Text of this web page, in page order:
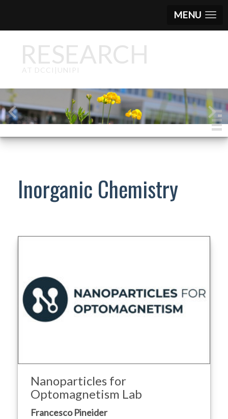
MENU
RESEARCH
AT DCCI|UNIPI
Inorganic Chemistry
Nanoparticles for
Optomagnetism Lab
Francesco Pineider